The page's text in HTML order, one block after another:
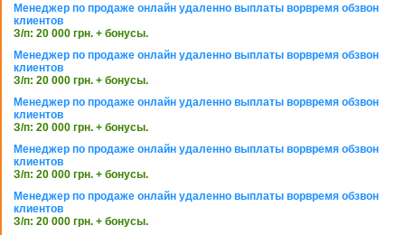
Менеджер по продаже онлайн удаленно выплаты ворвремя обзвон
клиентов
З/п: 20 000 грн. + бонусы.
Менеджер по продаже онлайн удаленно выплаты ворвремя обзвон
клиентов
З/п: 20 000 грн. + бонусы.
Менеджер по продаже онлайн удаленно выплаты ворвремя обзвон
клиентов
З/п: 20 000 грн. + бонусы.
Менеджер по продаже онлайн удаленно выплаты ворвремя обзвон
клиентов
З/п: 20 000 грн. + бонусы.
Менеджер по продаже онлайн удаленно выплаты ворвремя обзвон
клиентов
З/п: 20 000 грн. + бонусы.